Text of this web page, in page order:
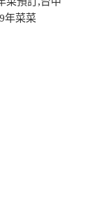
年菜菜